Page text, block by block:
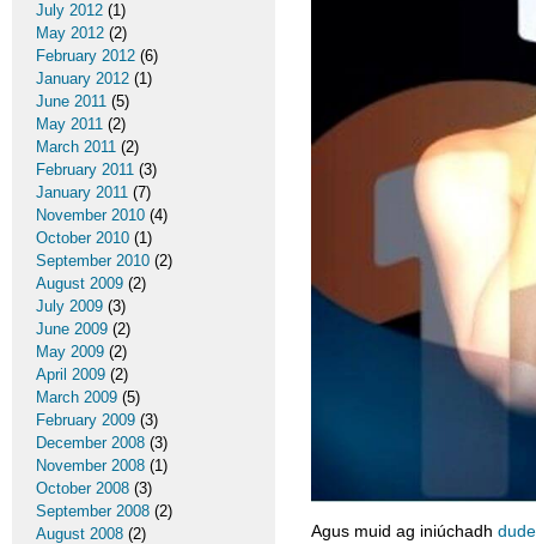
Agus muid ag iniúchadh
July 2012 (1)
May 2012 (2)
February 2012 (6)
January 2012 (1)
June 2011 (5)
May 2011 (2)
March 2011 (2)
February 2011 (3)
January 2011 (7)
November 2010 (4)
October 2010 (1)
September 2010 (2)
August 2009 (2)
July 2009 (3)
June 2009 (2)
May 2009 (2)
April 2009 (2)
March 2009 (5)
February 2009 (3)
December 2008 (3)
November 2008 (1)
October 2008 (3)
September 2008 (2)
August 2008 (2)